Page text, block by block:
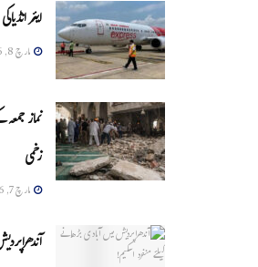
ایئر انڈیاکی 78 اضافی پروازوں کی شروعات
مارچ 8, 2026
زخمی
مارچ 7, 2026